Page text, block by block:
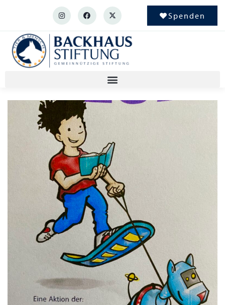
Spenden